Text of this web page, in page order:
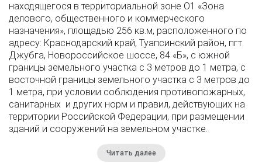
находящегося в территориальной зоне О1 «Зона
делового, общественного и коммерческого
назначения», площадью 256 кв.м, расположенного по
адресу: Краснодарский край, Туапсинский район, пгт.
Джубга, Новороссийское шоссе, 84 «Б», с южной
границы земельного участка с 3 метров до 1 метра, с
восточной границы земельного участка с 3 метров до
1 метра, при условии соблюдения противопожарных,
санитарных и других норм и правил, действующих на
территории Российской Федерации, при размещении
зданий и сооружений на земельном участке.
Читать далее